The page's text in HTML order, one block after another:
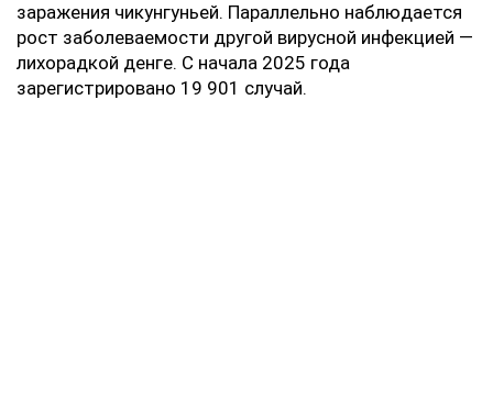
заражения чикунгуньей. Параллельно наблюдается
рост заболеваемости другой вирусной инфекцией —
лихорадкой денге. С начала 2025 года
зарегистрировано 19 901 случай.